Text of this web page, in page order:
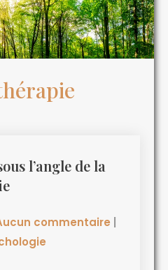
l’angle de la
commentaire